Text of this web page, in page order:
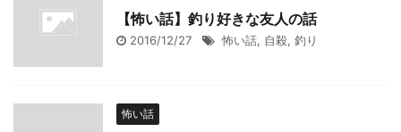
【怖い話】釣り好きな友人の話
2016/12/27 怖い話, 自殺, 釣り
怖い話